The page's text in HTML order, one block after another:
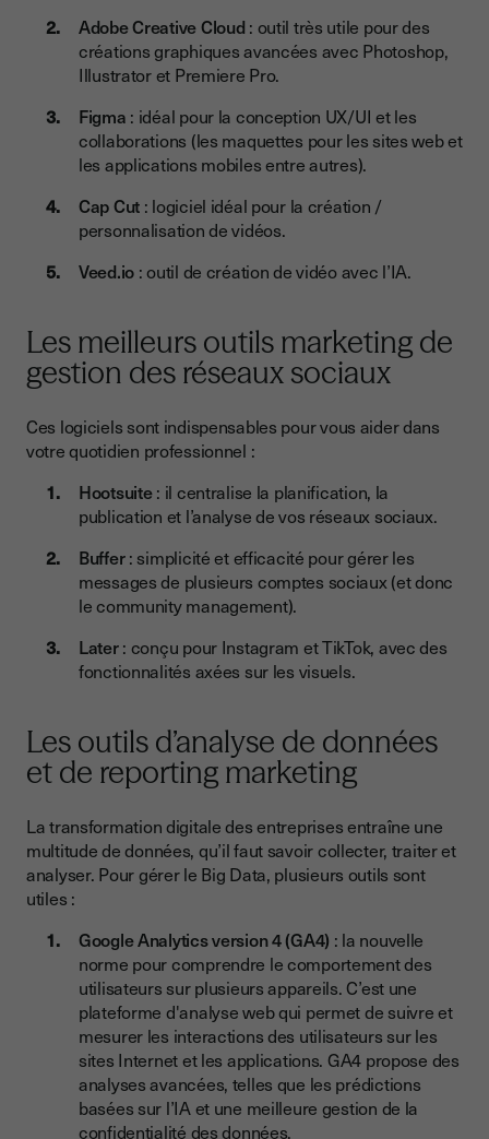
Adobe Creative Cloud : outil très utile pour des
créations graphiques avancées avec Photoshop,
Illustrator et Premiere Pro.
Figma : idéal pour la conception UX/UI et les
collaborations (les maquettes pour les sites web et
les applications mobiles entre autres).
Cap Cut : logiciel idéal pour la création /
personnalisation de vidéos.
Veed.io : outil de création de vidéo avec l’IA.
Les meilleurs outils marketing de
gestion des réseaux sociaux
Ces logiciels sont indispensables pour vous aider dans
votre quotidien professionnel :
Hootsuite: il centralise la planification, la
publication et l’analyse de vos réseaux sociaux.
Buffer: simplicité et efficacité pour gérer les
messages de plusieurs comptes sociaux (et donc
le community management).
Later: conçu pour Instagram et TikTok, avec des
fonctionnalités axées sur les visuels.
Les outils d’analyse de données
et de reporting marketing
La transformation digitale des entreprises entraîne une
multitude de données, qu’il faut savoir collecter, traiter et
analyser. Pour gérer le Big Data, plusieurs outils sont
utiles :
Google Analytics version 4 (GA4) : la nouvelle
norme pour comprendre le comportement des
utilisateurs sur plusieurs appareils. C’est une
plateforme d'analyse web qui permet de suivre et
mesurer les interactions des utilisateurs sur les
sites Internet et les applications. GA4 propose des
analyses avancées, telles que les prédictions
basées sur l’IA et une meilleure gestion de la
confidentialité des données.